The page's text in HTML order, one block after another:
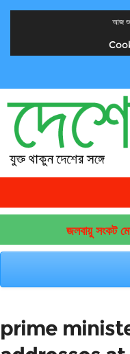
আজ
জলবায়ু সংকট
prime